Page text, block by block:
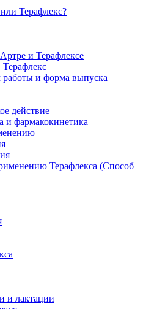
Терафлекс?
и Терафлексе
Терафлекс
работы и форма выпуска
действие
и фармакокинетика
Терафлекса (Способ
и лактации